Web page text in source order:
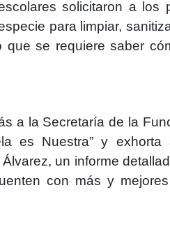
solicitaron a los
para limpiar,
que se requiere saber
a la Secretaría de la
es Nuestra” y
un informe
con más y